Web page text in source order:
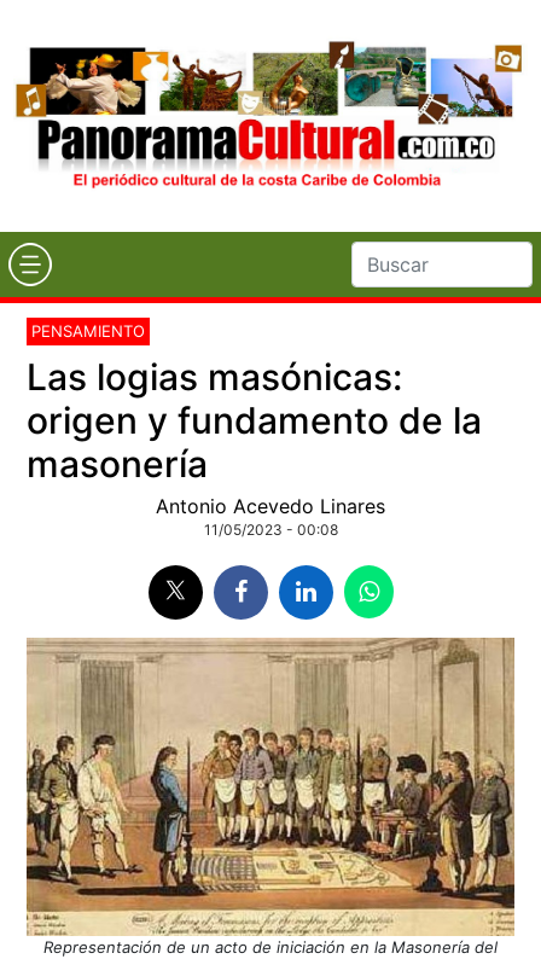
PENSAMIENTO
Las logias masónicas:
origen y fundamento de la
masonería
Antonio Acevedo Linares
11/05/2023 - 00:08
Representación de un acto de iniciación en la Masonería del